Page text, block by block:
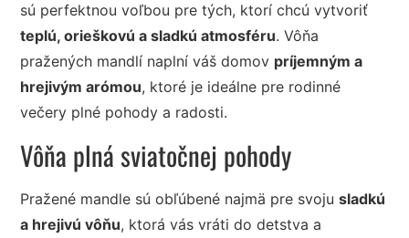
sú perfektnou voľbou pre tých, ktorí chcú vytvoriť
teplú, orieškovú a sladkú atmosféru. Vôňa
pražených mandlí naplní váš domov príjemným a
hrejivým arómou, ktoré je ideálne pre rodinné
večery plné pohody a radosti.
Vôňa plná sviatočnej pohody
Pražené mandle sú obľúbené najmä pre svojusladkú
a hrejivú vôňu, ktorá vás vráti do detstva a